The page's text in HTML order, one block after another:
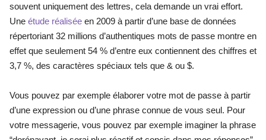
souvent uniquement des lettres, cela demande un vrai effort.
Une étude réalisée en 2009 à partir d’une base de données
répertoriant 32 millions d’authentiques mots de passe montre en
effet que seulement 54 % d’entre eux contiennent des chiffres et
3,7 %, des caractères spéciaux tels que & ou $.
Vous pouvez par exemple élaborer votre mot de passe à partir
d’une expression ou d’une phrase connue de vous seul. Pour
votre messagerie, vous pouvez par exemple imaginer la phrase